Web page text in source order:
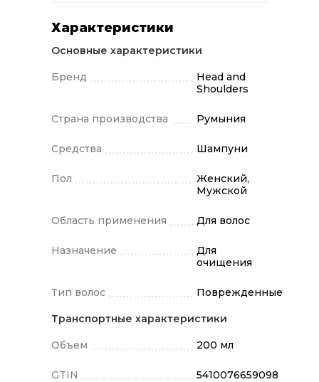
увлажняет волосы и кожу головы,
перхоти (видимые чешуйки, при
регулярном использовании).
Характеристики
Основные характеристики
Бренд
Head and
Shoulders
Страна производства Румыния
Средства Шампуни
Пол
Женский,
Мужской
Область применения Для волос
Назначение
Для
очищения
Тип волос Поврежденные
Транспортные характеристики
Объем 200 мл
GTIN 5410076659098